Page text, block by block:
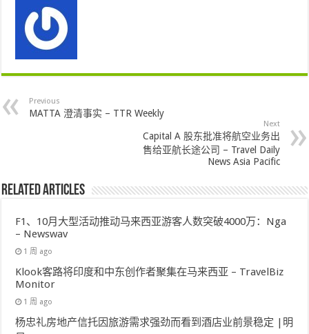
Previous
MATTA 澄清事实 – TTR Weekly
Next
Capital A 股东批准将航空业务出
售给亚航长途公司 – Travel Daily
News Asia Pacific
Related Articles
F1、10月大型活动推动马来西亚游客人数突破4000万：Nga
– Newswav
1 周 ago
Klook客路将印度和中东创作者聚集在马来西亚 – TravelBiz
Monitor
1 周 ago
杨忠礼房地产信托因旅游需求强劲而看到酒店业前景稳定 |明